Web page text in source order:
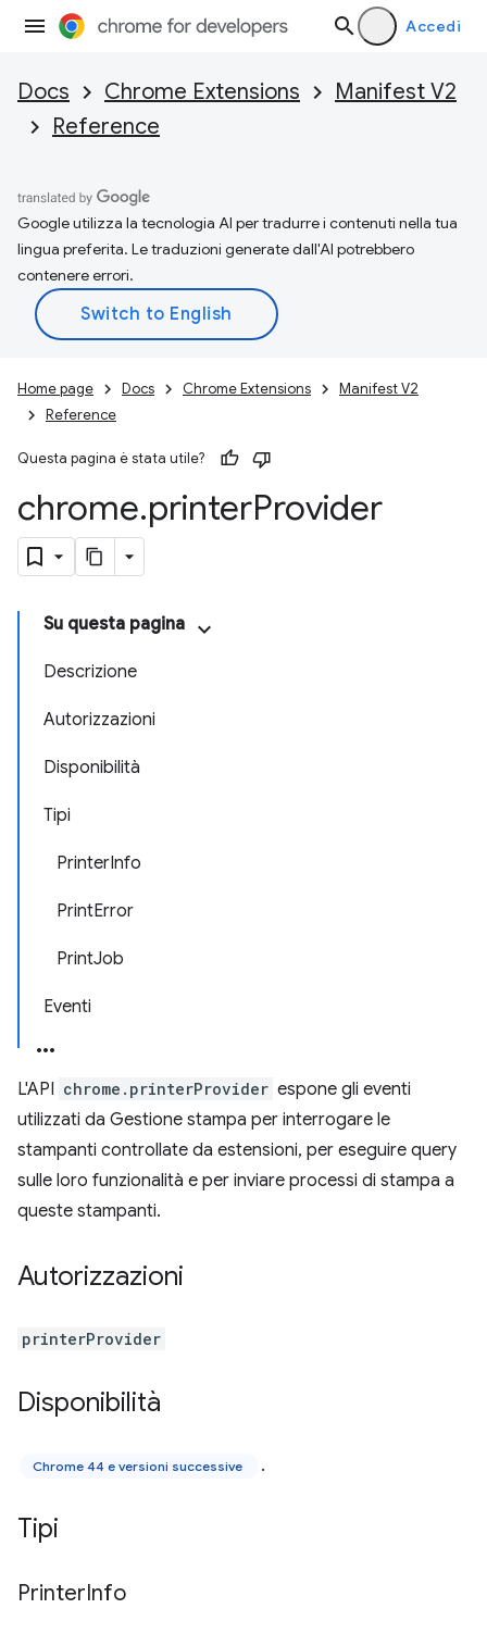
Accedi
Docs Chrome Extensions
Manifest V2
Reference
Google utilizza la tecnologia AI per tradurre i contenuti nella tua
lingua preferita. Le traduzioni generate dall'AI potrebbero
contenere errori.
Home page Docs Chrome Extensions
Manifest V2
Reference
Questa pagina è stata utile?
chrome.printerProvider
Su questa pagina
Descrizione
Autorizzazioni
Disponibilità
Tipi
PrinterInfo
PrintError
PrintJob
Eventi
L'API chrome.printerProvider espone gli eventi
utilizzati da Gestione stampa per interrogare le
stampanti controllate da estensioni, per eseguire query
sulle loro funzionalità e per inviare processi di stampa a
queste stampanti.
Autorizzazioni
printerProvider
Disponibilità
Chrome 44 e versioni successive .
Tipi
PrinterInfo